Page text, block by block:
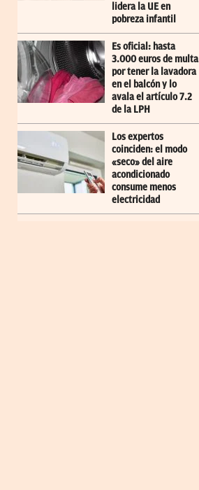
lidera la UE en
pobreza infantil
Es oficial: hasta
3.000 euros de multa
por tener la lavadora
en el balcón y lo
avala el artículo 7.2
de la LPH
Los expertos
coinciden: el modo
«seco» del aire
acondicionado
consume menos
electricidad